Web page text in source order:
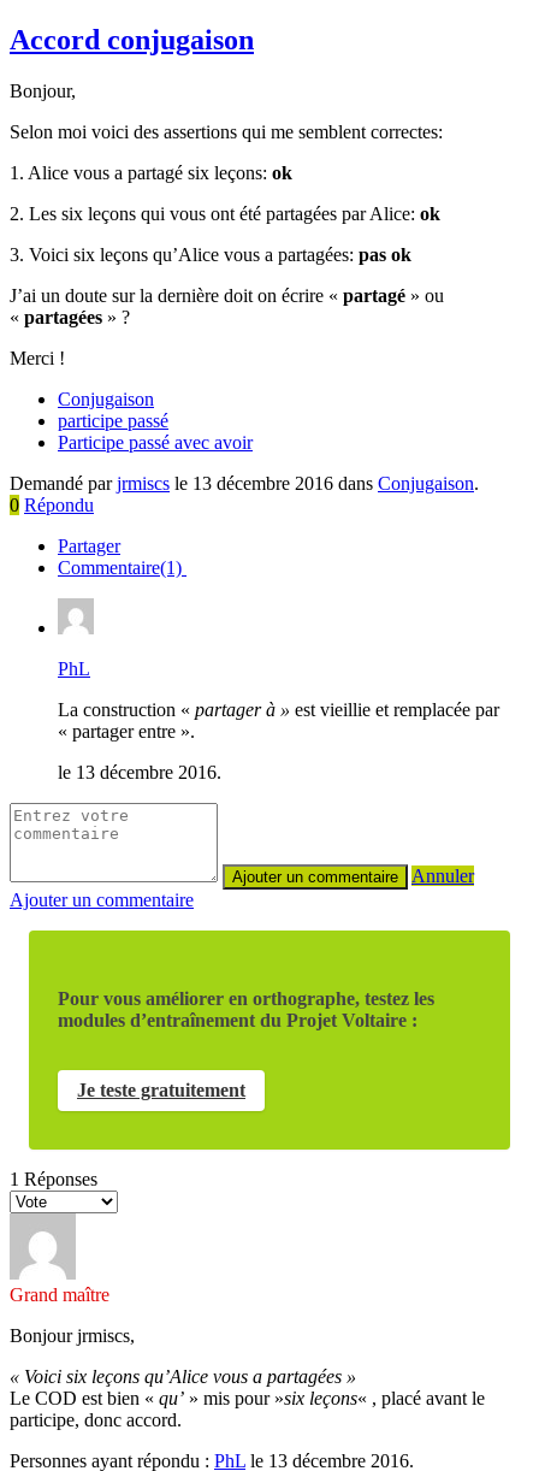
Accord conjugaison
Bonjour,
Selon moi voici des assertions qui me semblent correctes:
1. Alice vous a partagé six leçons: ok
2. Les six leçons qui vous ont été partagées par Alice: ok
3. Voici six leçons qu’Alice vous a partagées: pas ok
J’ai un doute sur la dernière doit on écrire « partagé » ou
« partagées » ?
Merci !
Conjugaison
participe passé
Participe passé avec avoir
Demandé parjrmiscs le 13 décembre 2016 dans Conjugaison.
0 Répondu
Partager
Commentaire(1)
PhL
La construction « partager à » est vieillie et remplacée par
« partager entre ».
le 13 décembre 2016.
Annuler
Ajouter un commentaire
Pour vous améliorer en orthographe, testez les
modules d’entraînement du Projet Voltaire :
Je teste gratuitement
1 Réponses
Grand maître
Bonjour jrmiscs,
« Voici six leçons qu’Alice vous a partagées »
Le COD est bien « qu’ » mis pour »six leçons« , placé avant le
participe, donc accord.
Personnes ayant répondu : PhL le 13 décembre 2016.